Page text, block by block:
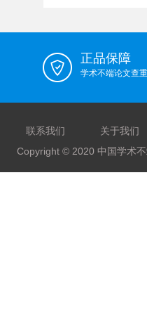
正品保障
学术不端论文查
联系我们
关于我们
Copyright © 2020 中国学术